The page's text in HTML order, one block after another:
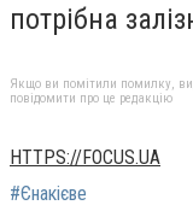
потрібна
Якщо ви помітили помилку,
повідомити про це редакцію
HTTPS://FOCUS.UA
#Єнакієве